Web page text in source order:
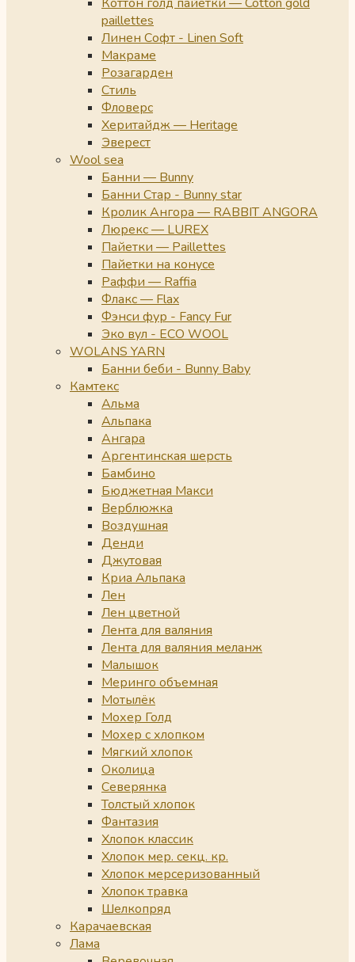
paillettes
Линен Софт - Linen Soft
Макраме
Розагарден
Стиль
Фловерс
Херитайдж — Heritage
Эверест
Wool sea
Банни — Bunny
Банни Стар - Bunny star
Кролик Ангора — RABBIT ANGORA
Люрекс — LUREX
Пайетки — Paillettes
Пайетки на конусе
Раффи — Raffia
Флакс — Flax
Фэнси фур - Fancy Fur
Эко вул - ECO WOOL
WOLANS YARN
Банни беби - Bunny Baby
Камтекс
Альма
Альпака
Ангара
Аргентинская шерсть
Бамбино
Бюджетная Макси
Верблюжка
Воздушная
Денди
Джутовая
Криа Альпака
Лен
Лен цветной
Лента для валяния
Лента для валяния меланж
Малышок
Меринго объемная
Мотылёк
Мохер Голд
Мохер с хлопком
Мягкий хлопок
Околица
Северянка
Толстый хлопок
Фантазия
Хлопок классик
Хлопок мер. секц. кр.
Хлопок мерсеризованный
Хлопок травка
Шелкопряд
Карачаевская
Лама